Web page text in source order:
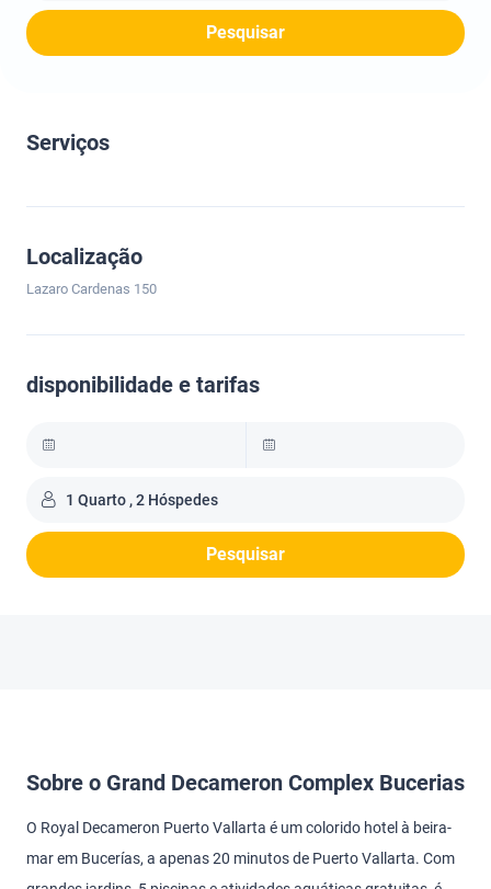
Pesquisar
Serviços
Localização
Lazaro Cardenas 150
disponibilidade e tarifas
1 Quarto , 2 Hóspedes
Pesquisar
Sobre o Grand Decameron Complex Bucerias
O Royal Decameron Puerto Vallarta é um colorido hotel à beira-
mar em Bucerías, a apenas 20 minutos de Puerto Vallarta. Com